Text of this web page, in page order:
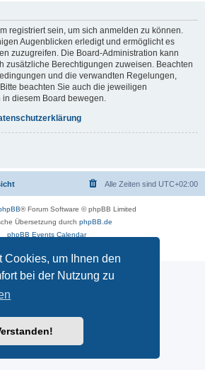
Cookies, um Ihnen den
bei der Nutzung zu
registriert sein, um sich anmelden zu können.
Augenblicken erledigt und ermöglicht es
zuzugreifen. Die Board-Administration kann
zusätzliche Berechtigungen zuweisen. Beachten
und die verwandten Regelungen,
beachten Sie auch die jeweiligen
diesem Board bewegen.
Alle Zeiten sind UTC+02:00
® Forum Software © phpBB Limited
Übersetzung durch phpBB.de
phpBB Events Calendar